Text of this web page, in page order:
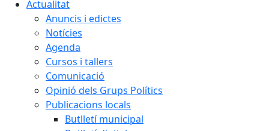
Actualitat
Anuncis i edictes
Notícies
Agenda
Cursos i tallers
Comunicació
Opinió dels Grups Polítics
Publicacions locals
Butlletí municipal